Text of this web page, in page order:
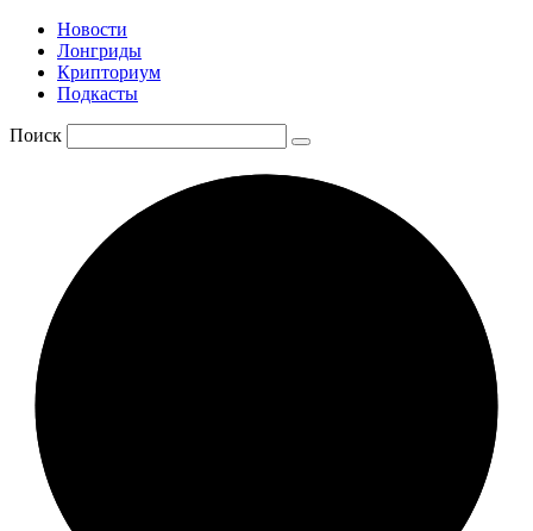
Новости
Лонгриды
Крипториум
Подкасты
Поиск